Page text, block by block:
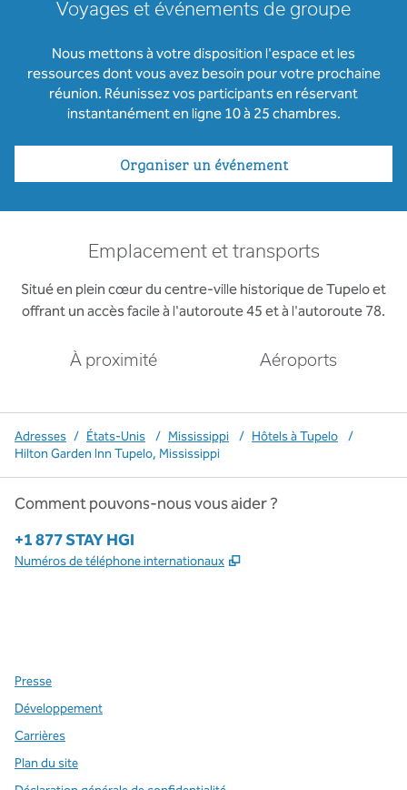
Voyages et événements de groupe
Nous mettons à votre disposition l'espace et les
ressources dont vous avez besoin pour votre prochaine
réunion. Réunissez vos participants en réservant
instantanément en ligne 10 à 25 chambres.
Organiser un événement
Emplacement et transports
Situé en plein cœur du centre-ville historique de Tupelo et
offrant un accès facile à l'autoroute 45 et à l'autoroute 78.
À proximité Aéroports
Adresses / États-Unis / Mississippi / Hôtels à Tupelo
/
Hilton Garden Inn Tupelo, Mississippi
Comment pouvons-nous vous aider ?
Téléphone :
+1 877 STAY HGI
Numéros de téléphone internationaux ,
Presse
Développement
Carrières
Plan du site